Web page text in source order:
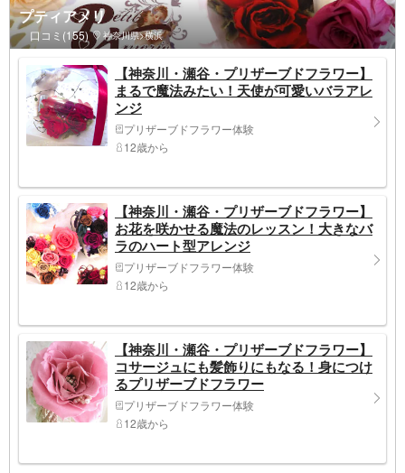
プティアメリ
口コミ(155) 神奈川県>横浜
【神奈川・瀬谷・プリザーブドフラワー】
まるで魔法みたい！天使が可愛いバラアレ
ンジ
プリザーブドフラワー体験
12歳から
【神奈川・瀬谷・プリザーブドフラワー】
お花を咲かせる魔法のレッスン！大きなバ
ラのハート型アレンジ
プリザーブドフラワー体験
12歳から
【神奈川・瀬谷・プリザーブドフラワー】
コサージュにも髪飾りにもなる！身につけ
るプリザーブドフラワー
プリザーブドフラワー体験
12歳から